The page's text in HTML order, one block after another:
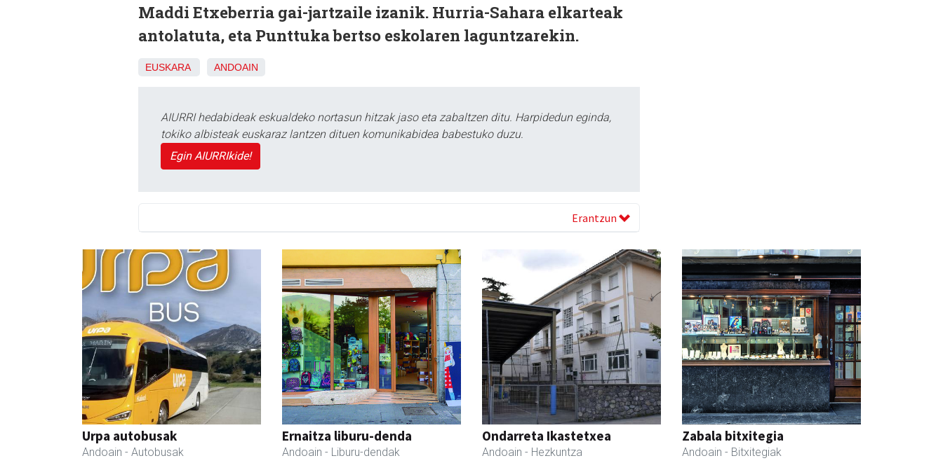
Maddi Etxeberria gai-jartzaile izanik. Hurria-Sahara elkarteak
antolatuta, eta Punttuka bertso eskolaren laguntzarekin.
EUSKARA ANDOAIN
AIURRI hedabideak eskualdeko nortasun hitzak jaso eta zabaltzen ditu. Harpidedun eginda,
tokiko albisteak euskaraz lantzen dituen komunikabidea babestuko duzu.
Egin AIURRIkide!
Erantzun
Urpa autobusak
Andoain - Autobusak
Ernaitza liburu-denda
Andoain - Liburu-dendak
Ondarreta Ikastetxea
Andoain - Hezkuntza
Zabala bitxitegia
Andoain - Bitxitegiak